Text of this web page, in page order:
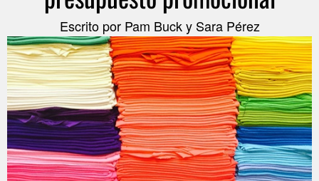
Escrito por Pam Buck y Sara Pérez